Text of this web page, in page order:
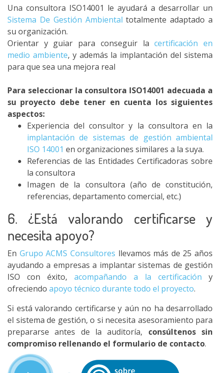
Una consultora ISO14001 le ayudará a desarrollar un
Sistema De Gestión Ambiental totalmente adaptado a
su organización.
Orientar y guiar para conseguir lacertificación en
medio ambiente, y además la implantación del sistema
para que sea una mejora real
Para seleccionar la consultora ISO14001 adecuada a
su proyecto debe tener en cuenta los siguientes
aspectos:
Experiencia del consultor y la consultora en la
implantación de sistemas de gestión ambiental
ISO 14001 en organizaciones similares a la suya.
Referencias de las Entidades Certificadoras sobre
la consultora
Imagen de la consultora (año de constitución,
referencias, departamento comercial, etc.)
6. ¿Está valorando certificarse y
necesita apoyo?
En Grupo ACMS Consultores llevamos más de 25 años
ayudando a empresas a implantar sistemas de gestión
ISO con éxito, acompañando a la certificación y
ofreciendo apoyo técnico durante todo el proyecto.
Si está valorando certificarse y aún no ha desarrollado
el sistema de gestión, o si necesita asesoramiento para
prepararse antes de la auditoría, consúltenos sin
compromiso rellenando el formulario de contacto.